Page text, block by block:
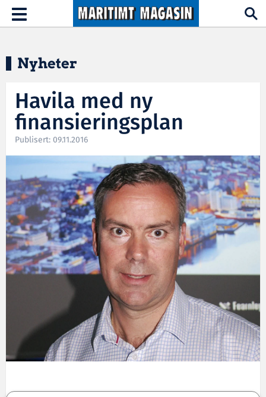
Hopp til hovedinnhold
Toggle
navigation
Nyheter
Havila med ny
finansieringsplan
Publisert: 09.11.2016